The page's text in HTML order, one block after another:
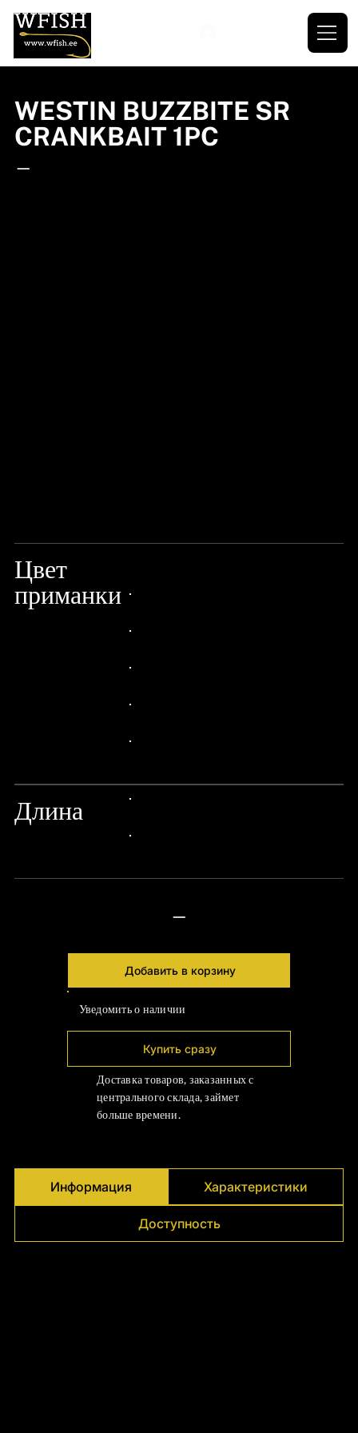
Цвет
приманки
Длина
—
Добавить в корзину
Уведомить о наличии
Купить сразу
Доставка товаров, заказанных с
центрального склада, займет
больше времени.
Информация Характеристики
Доступность
WESTIN BUZZBITE SR
CRANKBAIT 1PC
—